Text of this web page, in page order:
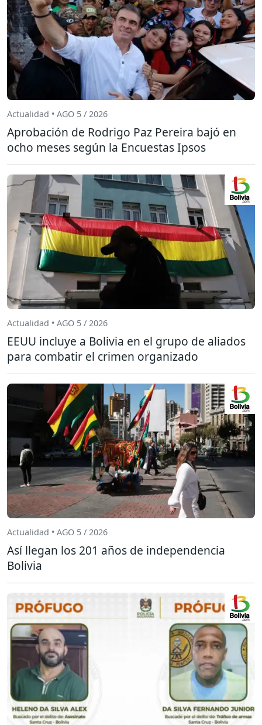
Actualidad • AGO 5 / 2026
Aprobación de Rodrigo Paz Pereira bajó en
ocho meses según la Encuestas Ipsos
Actualidad • AGO 5 / 2026
EEUU incluye a Bolivia en el grupo de aliados
para combatir el crimen organizado
Actualidad • AGO 5 / 2026
Así llegan los 201 años de independencia
Bolivia